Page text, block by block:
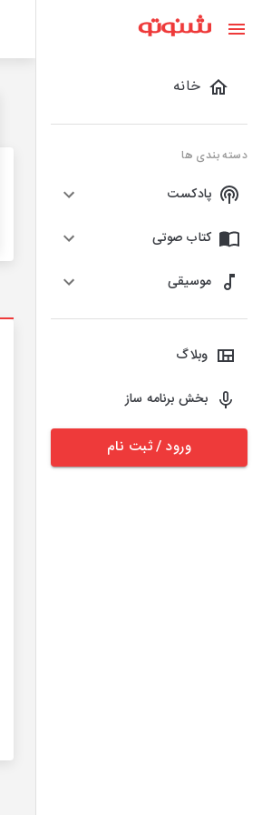
خانه
دسته بندی ها
پادکست
کتاب صوتی
موسیقی
وبلاگ
بخش برنامه ساز
ورود / ثبت نام